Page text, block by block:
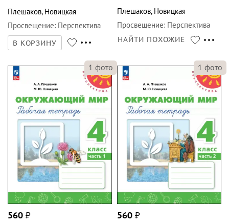
Плешаков, Новицкая
Просвещение: Перспектива
В КОРЗИНУ
Плешаков, Новицкая
Просвещение: Перспектива
НАЙТИ ПОХОЖИЕ
1 фото
560 ₽
1 фото
560 ₽